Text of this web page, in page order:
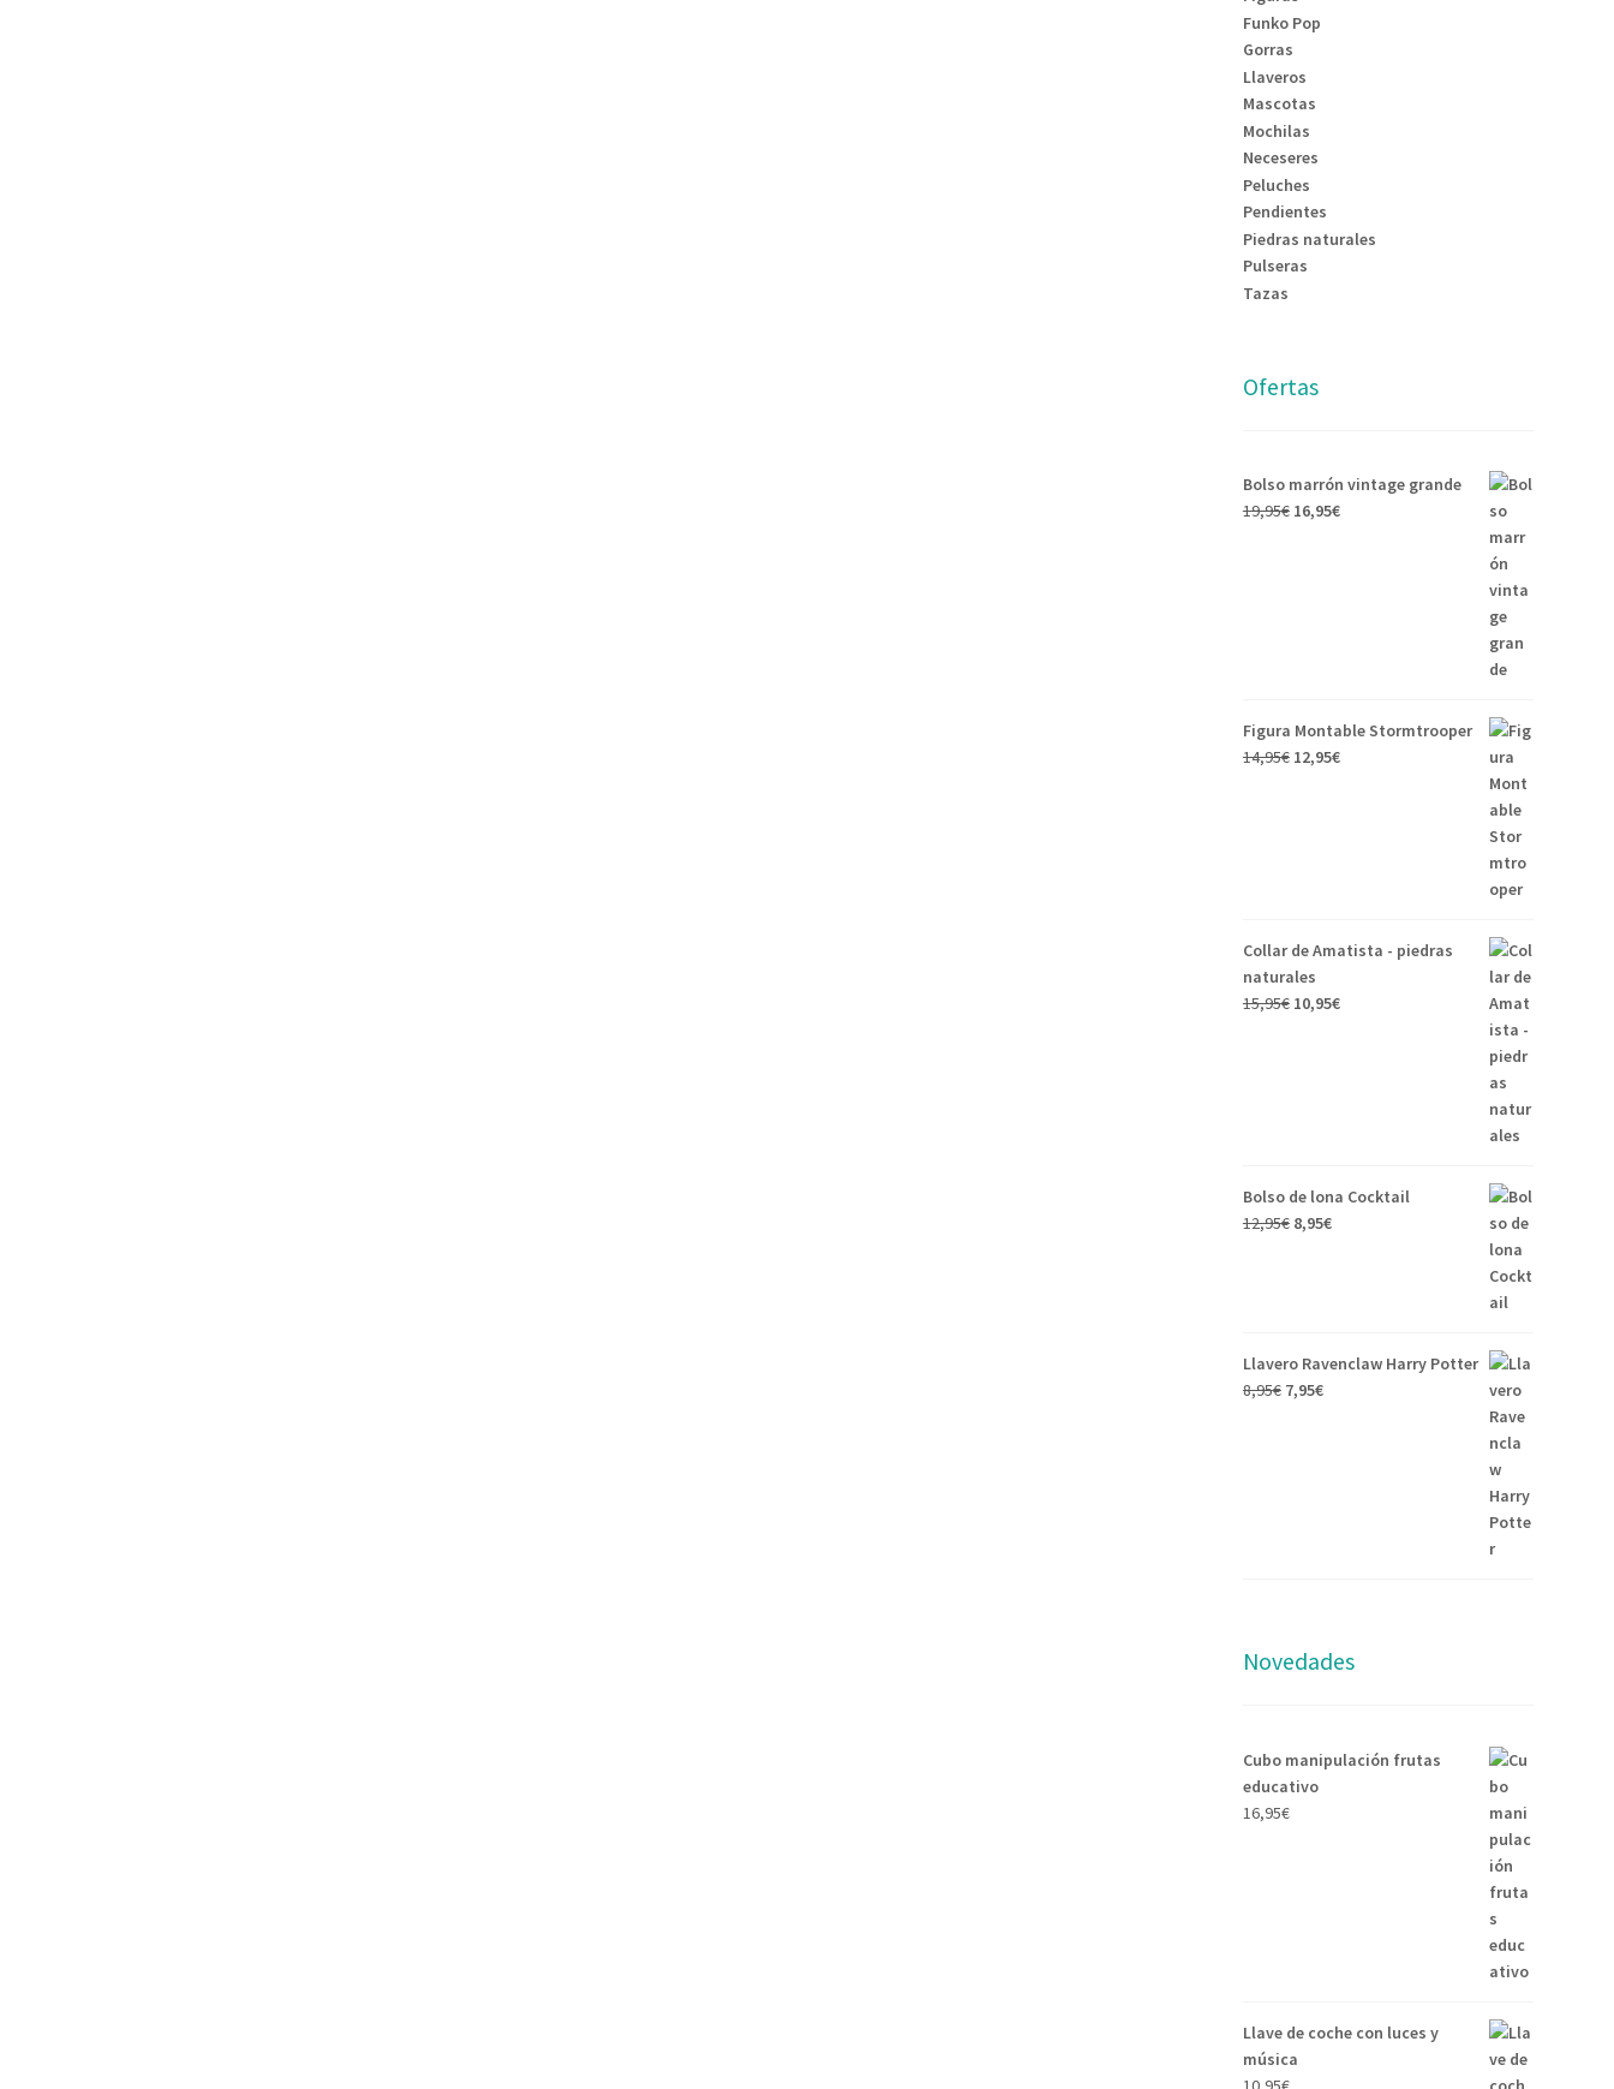
Funko Pop
Gorras
Llaveros
Mascotas
Mochilas
Neceseres
Peluches
Pendientes
Piedras naturales
Pulseras
Tazas
Ofertas
Bolso marrón vintage grande
19,95€ 16,95€
Figura Montable Stormtrooper
14,95€ 12,95€
Collar de Amatista - piedras
naturales
15,95€ 10,95€
Bolso de lona Cocktail
12,95€ 8,95€
Llavero Ravenclaw Harry Potter
8,95€ 7,95€
Novedades
Cubo manipulación frutas
educativo
16,95€
Llave de coche con luces y
música